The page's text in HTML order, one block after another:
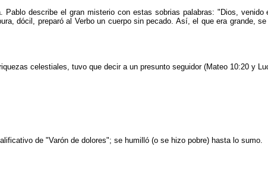
describe el gran misterio con estas sobrias palabras: " Dios, venido
dócil, preparó al Verbo un cuerpo sin pecado. Así, el que era grande,
celestiales, tuvo que decir a un presunto seguidor (Mateo 10:20 y
de "Varón de dolores"; se humilló (o se hizo pobre) hasta lo sumo.